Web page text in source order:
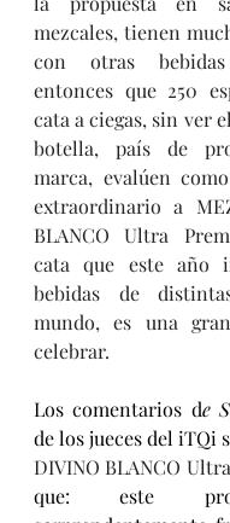
mezcales, tienen
con otras bebidas
entonces que 250
cata a ciegas, sin ver
botella, país de
marca, evalúen
extraordinario a
BLANCO Ultra
cata que este año
bebidas de
mundo, es una
celebrar.
Los comentarios de
de los jueces del iTQi
DIVINO BLANCO
que: este